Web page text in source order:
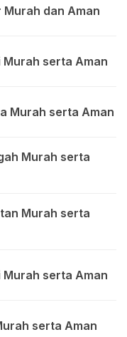
Murah dan Aman
Murah serta Aman
Murah serta Aman
Murah serta
Murah serta
Murah serta Aman
serta Aman